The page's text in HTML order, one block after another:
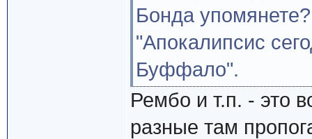
Бонда
"Апокалипсис
Буффало".
Рембо и т.п. - это
разные там